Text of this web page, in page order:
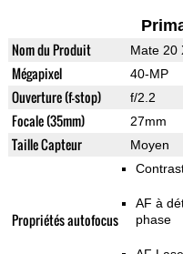
Nom du Produit Mate 20
Mégapixel 40-MP
Ouverture (f-stop) f/2.2
Focale (35mm) 27mm
Taille Capteur Moyen
Propriétés autofocus
AF à
phase